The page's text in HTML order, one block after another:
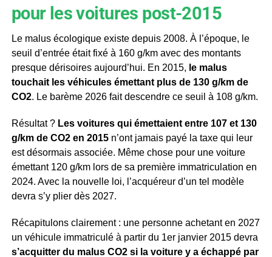
pour les voitures post-2015
Le malus écologique existe depuis 2008. À l’époque, le
seuil d’entrée était fixé à 160 g/km avec des montants
presque dérisoires aujourd’hui. En 2015, le malus
touchait les véhicules émettant plus de 130 g/km de
CO2. Le barème 2026 fait descendre ce seuil à 108 g/km.
Résultat ? Les voitures qui émettaient entre 107 et 130
g/km de CO2 en 2015n’ont jamais payé la taxe qui leur
est désormais associée. Même chose pour une voiture
émettant 120 g/km lors de sa première immatriculation en
2024. Avec la nouvelle loi, l’acquéreur d’un tel modèle
devra s’y plier dès 2027.
Récapitulons clairement : une personne achetant en 2027
un véhicule immatriculé à partir du 1er janvier 2015 devra
s’acquitter du malus CO2 si la voiture y a échappé par